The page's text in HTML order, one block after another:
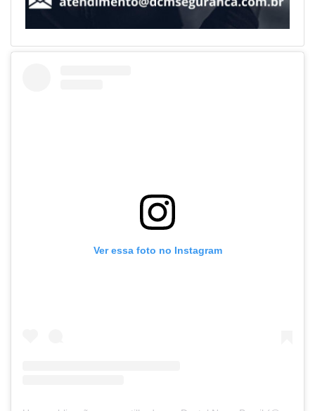
Ver essa foto no Instagram